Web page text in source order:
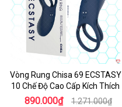
Vòng Rung Chisa 69 ECSTASY
10 Chế Độ Cao Cấp Kích Thích
890.000₫ 1.271.000₫